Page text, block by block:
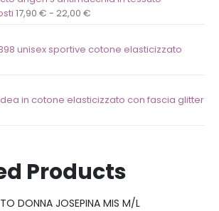
17,90 € - 22,00 €
unisex sportive cotone elasticizzato
in cotone elasticizzato con fascia glitter
Products
DONNA JOSEPINA MIS M/L